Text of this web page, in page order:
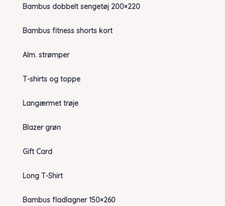
Bambus dobbelt sengetøj 200×220
Bambus fitness shorts kort
Alm. strømper
T-shirts og toppe
Langærmet trøje
Blazer grøn
Gift Card
Long T-Shirt
Bambus fladlagner 150×260